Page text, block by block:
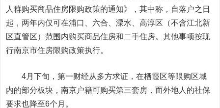
人群购买商品住房限购政策的通知》，其中称，自落户之日
起，两年内仅可在浦口、六合、溧水、高淳区（不含江北新
区直管区）范围内购买商品住房和二手住房。其他事项按现
行南京市住房限购政策执行。
4月下旬，第一财经从多方求证，在栖霞区等限购区域
内的部分板块，南京户籍可购买第三套房，而外地人的社保
要求也降至6个月。